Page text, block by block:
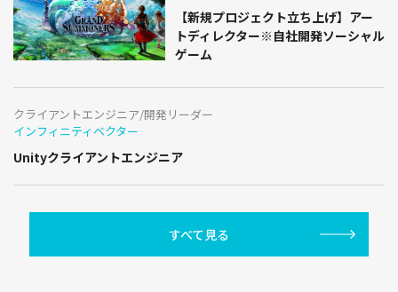
【新規プロジェクト立ち上げ】アー
トディレクター※自社開発ソーシャル
ゲーム
クライアントエンジニア/開発リーダー
インフィニティベクター
Unityクライアントエンジニア
すべて見る